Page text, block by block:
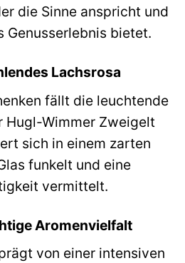
die Sinne anspricht und
Genusserlebnis bietet.
Lachsrosa
fällt die leuchtende
Hugl-Wimmer Zweigelt
sich in einem zarten
funkelt und eine
vermittelt.
Aromenvielfalt
von einer intensiven